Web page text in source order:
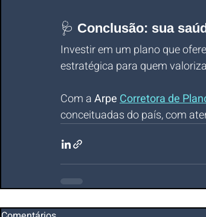
🩺 Conclusão: sua
Investir em um plano que
estratégica para quem valoriza
Com a Arpe Corretora de
conceituadas do país, com